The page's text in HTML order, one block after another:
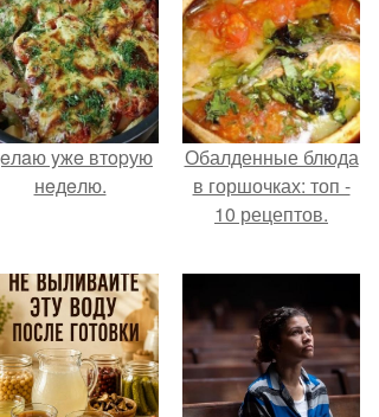
yжe втopую
нeдeлю.
Обалденные блюда
в горшочках: топ -
10 рецептов.